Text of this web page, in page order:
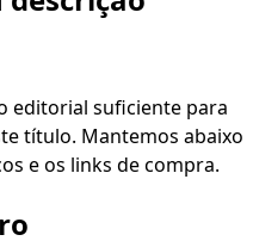
editorial suficiente para
título. Mantemos abaixo
e os links de compra.